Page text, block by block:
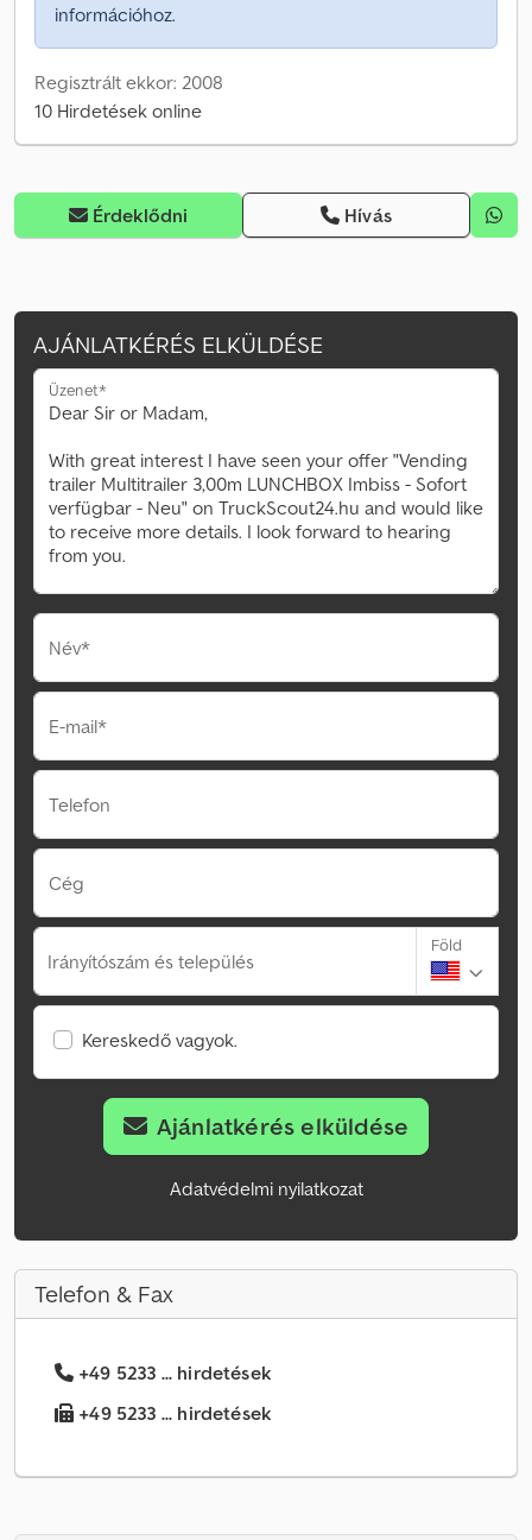
információhoz.
Regisztrált ekkor: 2008
10 Hirdetések online
Érdeklődni Hívás
AJÁNLATKÉRÉS ELKÜLDÉSE
Üzenet*
Név*
E-mail*
Telefon
Cég
Irányítószám és település
Föld
Kereskedő vagyok.
Ajánlatkérés elküldése
Adatvédelmi nyilatkozat
Telefon & Fax
+49 5233 ... hirdetések
+49 5233 ... hirdetések